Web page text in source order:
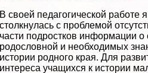
В своей педагогической работе я
столкнулась с проблемой
части подростков информации о
родословной и необходимых
истории родного края. Для
интереса учащихся к истории